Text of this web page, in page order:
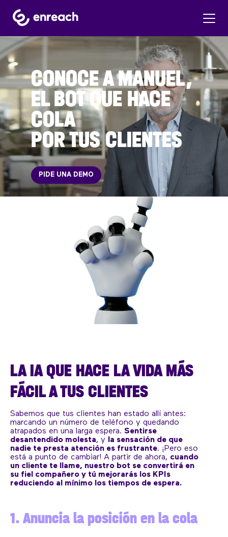
CONOCE A MANUEL,
EL BOT QUE HACE
COLA
POR TUS CLIENTES
PIDE UNA DEMO
LA IA QUE HACE LA VIDA MÁS
FÁCIL A TUS CLIENTES
Sabemos que tus clientes han estado allí antes:
marcando un número de teléfono y quedando
atrapados en una larga espera. Sentirse
desantendido molesta, y
la sensación de que
nadie te presta atención es frustrante. ¡Pero eso
está a punto de cambiar! A partir de ahora, cuando
un cliente te llame, nuestro bot se convertirá en
su fiel compañero y tú mejorarás los KPIs
reduciendo al mínimo los tiempos de espera.
1. Anuncia la posición en la cola